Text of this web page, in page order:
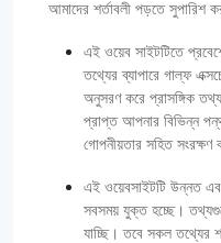
আমাদের শর্তাবলী পড়তে সুপারিশ
এই ওয়েব সাইটটিতে
তথ্যের ব্যাপারে গাল্‌ফ
অনুসরণ করে প্রাসঙ্গিক
প্রাপ্ত আপনার বিভিন্ন
গোপনীয়তার সহিত সংরক্ষণ
এই ওয়েবসাইটটি উন্নত
সবসময় যুক্ত হচ্ছে।
যাচ্ছি। তবে সকল তথ্যের